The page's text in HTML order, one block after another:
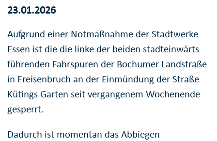
23.01.2026
Aufgrund einer Notmaßnahme der Stadtwerke
Essen ist die die linke der beiden stadteinwärts
führenden Fahrspuren der Bochumer Landstraße
in Freisenbruch an der Einmündung der Straße
Kütings Garten seit vergangenem Wochenende
gesperrt.
Dadurch ist momentan das Abbiegen